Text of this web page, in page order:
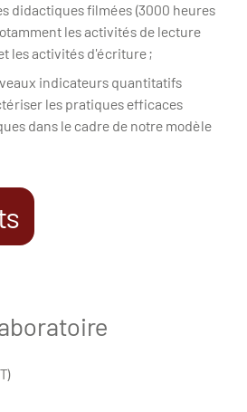
didactiques filmées (3000 heures
les activités de lecture
les activités d'écriture ;
indicateurs quantitatifs
les pratiques efficaces
dans le cadre de notre modèle